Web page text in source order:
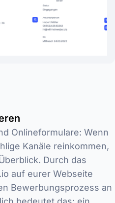
Onlineformulare: Wenn
Kanäle reinkommen,
Durch das
auf eurer Webseite
Bewerbungsprozess an